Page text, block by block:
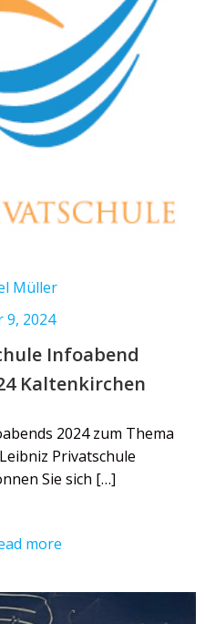
Müller
9, 2024
Infoabend
Kaltenkirchen
2024 zum Thema
Privatschule
Sie sich […]
more